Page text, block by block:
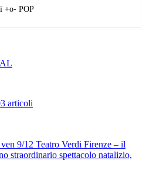
+o- POP
articoli
9/12 Teatro Verdi Firenze – il
straordinario spettacolo natalizio,